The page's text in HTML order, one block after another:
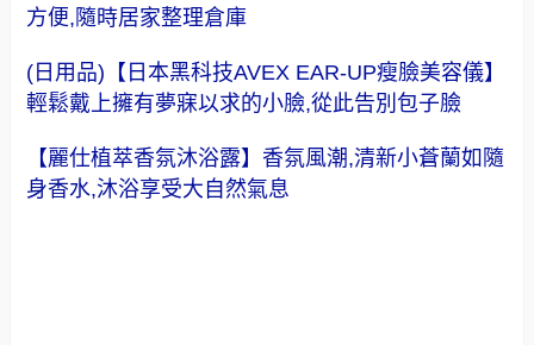
方便,隨時居家整理倉庫
(日用品)【日本黑科技AVEX EAR-UP瘦臉美容儀】
輕鬆戴上擁有夢寐以求的小臉,從此告別包子臉
【麗仕植萃香氛沐浴露】香氛風潮,清新小蒼蘭如隨
身香水,沐浴享受大自然氣息